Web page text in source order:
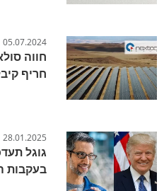
05.07.2024
חווה
חריף
28.01.2025
בעקבות